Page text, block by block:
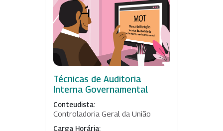
Técnicas de Auditoria
Interna Governamental
Conteudista:
Controladoria Geral da União
Carga Horária: